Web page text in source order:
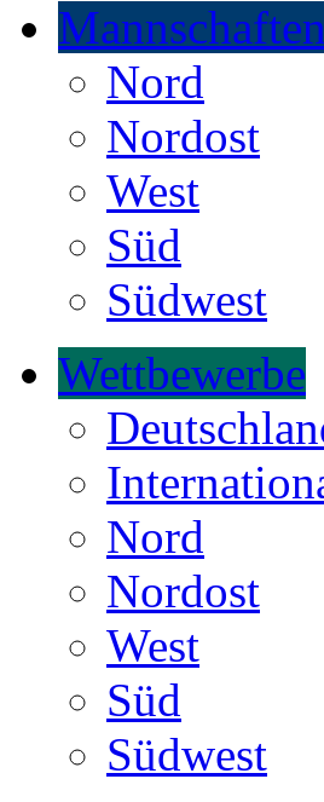
Mannschaften
Nord
Nordost
West
Süd
Südwest
Wettbewerbe
Nord
Nordost
West
Süd
Südwest